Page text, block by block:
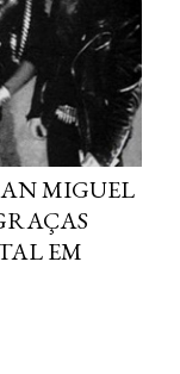
MIGUEL
EM